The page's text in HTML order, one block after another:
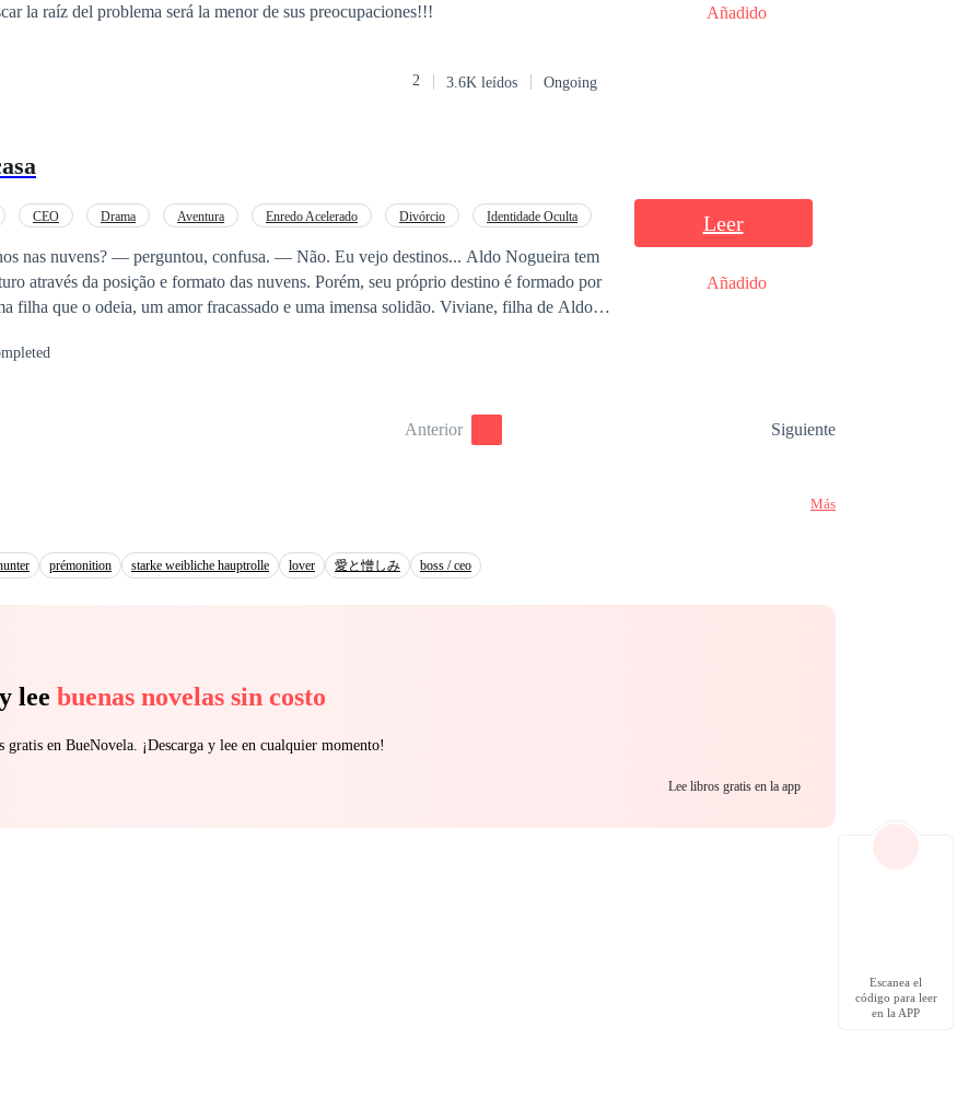
la raíz del problema será la menor de sus preocupaciones!!!
2 3.6K leídos Ongoing
Añadido
CEO Drama Aventura Enredo Acelerado Divórcio
Identidade Oculta
nuvens? — perguntou, confusa. — Não. Eu vejo destinos... Aldo Nogueira tem
através da posição e formato das nuvens. Porém, seu próprio destino é formado por
filha que o odeia, um amor fracassado e uma imensa solidão. Viviane, filha de Aldo,
deparar com um imenso sofrimento, ela está de volta, com uma filhinha pequena,
Leer
Añadido
Anterior Siguiente
Más
prémonition starke weibliche hauptrolle lover 愛と憎しみ boss / ceo
lee buenas novelas sin costo
gratis en BueNovela. ¡Descarga y lee en cualquier momento!
Lee libros gratis en la app
Escanea el
código para leer
en la APP